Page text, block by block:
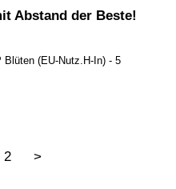
Abstand der Beste!
Blüten (EU-Nutz.H-In) - 5
2 >